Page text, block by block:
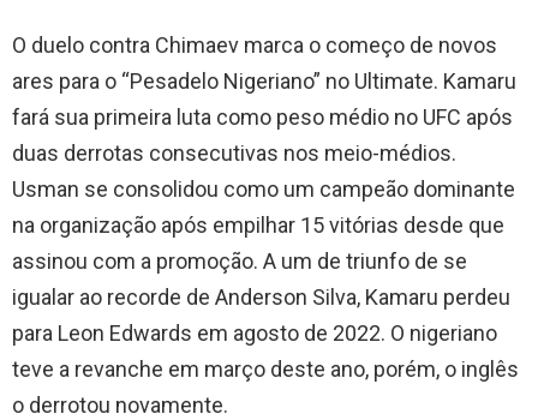
O duelo contra Chimaev marca o começo de novos
ares para o “Pesadelo Nigeriano” no Ultimate. Kamaru
fará sua primeira luta como peso médio no UFC após
duas derrotas consecutivas nos meio-médios.
Usman se consolidou como um campeão dominante
na organização após empilhar 15 vitórias desde que
assinou com a promoção. A um de triunfo de se
igualar ao recorde de Anderson Silva, Kamaru perdeu
para Leon Edwards em agosto de 2022. O nigeriano
teve a revanche em março deste ano, porém, o inglês
o derrotou novamente.